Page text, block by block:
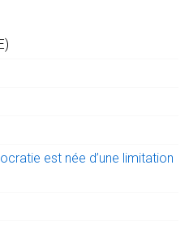
est née d’une limitation